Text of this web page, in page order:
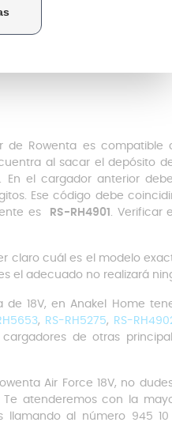
Rowenta es compatible
al sacar el depósito
el cargador anterior
Ese código debe
es
RS-RH4901
. Verificar
claro cuál es el modelo
el adecuado no realizará
18V, en Anakel Home
, RS-RH5275, RS-
de otras
Air Force 18V, no
Te atenderemos con la
llamando al número 945